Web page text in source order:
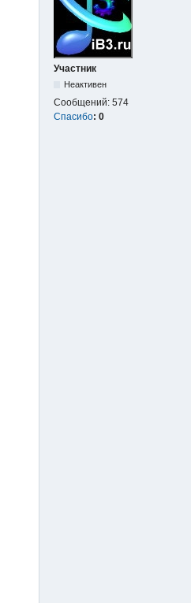
Участник
Неактивен
Сообщений: 574
Спасибо: 0